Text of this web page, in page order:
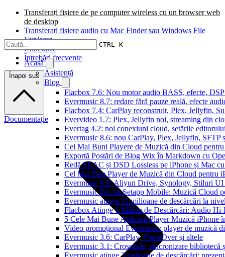
CTRL K
Acasă
Asistență
Blog
Flacbox 7.6: Nou motor audio BASS, efecte,
Evermusic 8.7: redare fără pauze reală, efecte
Flacbox 7.4: CarPlay reconstruit, Plex, Jellyfin,
Evervideo 1.7: Plex, Jellyfin noi, streaming din
Evertag 4.2: noi conexiuni cloud, setările
Evermusic 8.6: nou CarPlay, Plex, Jellyfin, SFTP
Cei Mai Buni Playere de Muzică din Cloud
Exportă Postări de Blog Wix în Markdown cu
Redă FLAC și DSD Lossless pe iPhone și Mac
Cel Mai Bun Player de Muzică din Cloud pentru
Evermusic 6.8: Aliyun Drive, Synology, Stiluri
Evermusic Pro pe Setapp Mobile: Muzică Cloud
Evermusic atinge 11 milioane de descărcări la
Flacbox Atinge 1 Milion de Descărcări: Audio Hi-
5 Cele Mai Bune Aplicații Player Muzică iPhone
Video promoțional Evermusic: player de muzică
Evermusic 3.6: CarPlay, VoiceOver și altele
Evermusic 3.1: Crossfade, sincronizare bibliotecă
Evermusic atinge 3 milioane de descărcări:
Transferați fișiere de pe computer wireless cu un browser web
de desktop
Transferați fișiere audio cu Mac Finder sau Windows File
Explorer
Concluzie
Întrebări frecvente
Înapoi sus
Documentație